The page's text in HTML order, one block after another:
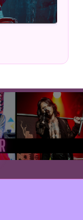
ombres